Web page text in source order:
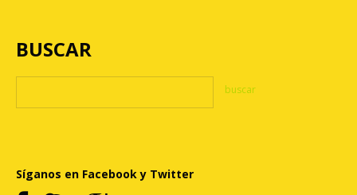
BUSCAR
Síganos en Facebook y Twitter